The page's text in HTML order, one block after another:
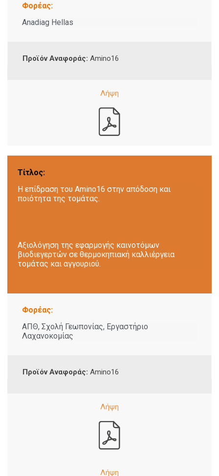
Φορέας:
Anadiag Hellas
Προϊόν Αναφοράς: Amino16
Τίτλος:
Η επίδραση του Amino16 στην απόδοση και
ποιότητα της τομάτας.
Αξιολόγηση της εφαρμογής καινοτόμων
βιοδιεγερτών σε θερμοκηπιακή καλλιέργεια
τομάτας και αγγουριού.
Φορέας:
ΑΠΘ, Σχολή Γεωπονίας, Εργαστήριο
Λαχανοκομίας
Προϊόν Αναφοράς: Amino16